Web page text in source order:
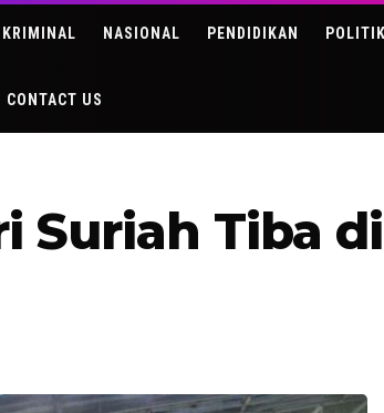
KRIMINAL NASIONAL PENDIDIKAN POLITIK
CONTACT US
Suriah Tiba